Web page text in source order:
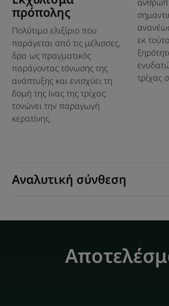
αυτή η αγωγή για την ανάπτυξη των
εφαρμοστεί στο τριχωτό της
Υφή
Αναλυτική σύνθεση
πρόπολης
Πολύτιμο ελιξίριο που
παράγεται από τις μέλισσες,
δρα ως πραγματικός
παράγοντας τόνωσης της
ανάπτυξης και ενισχύει τη
δομή της ίνας της τρίχας:
τονώνει την παραγωγή
κερατίνης.
εκ
τρίχας